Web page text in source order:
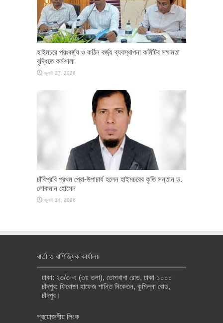
হাইমচরে পয়ঃবর্জ্য ও কঠিন বর্জ্য ব্যবস্থাপনা কমিটির সক্ষমতা
বৃদ্ধিতে কর্মশালা
জুলাই 27, 2026
চাঁবিপ্রবি প্রথম প্রো-উপাচার্য হলেন হাইমচরের কৃতি সন্তান ড.
লোকমান হোসেন
জুলাই 24, 2026
বার্তা ও বাণিজ্যিক কার্যালয়
ঢাকা: ২৩/৩-এ (৩য় তলা), তোপখানা রোড, ঢাকা-১০০০
চাঁদপুর: ফিরোজা হাফেজ শান্তি নিকেতন, কুমিল্লা রোড,
চাঁদপুর।
প্রয়োজনীয় লিংক